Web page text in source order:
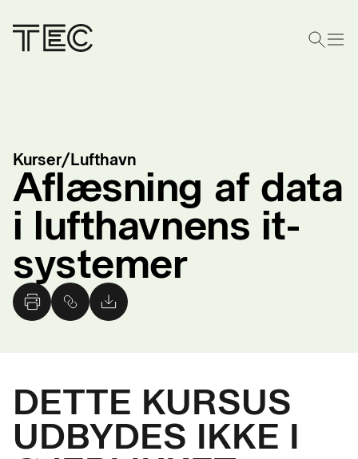
Kurser/Lufthavn
Aflæsning af data
i lufthavnens it-
systemer
DETTE KURSUS
UDBYDES IKKE I